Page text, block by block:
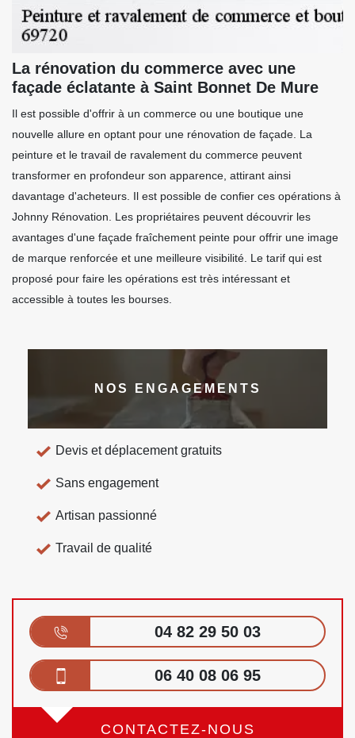
La rénovation du commerce avec une
façade éclatante à Saint Bonnet De Mure
Il est possible d'offrir à un commerce ou une boutique une
nouvelle allure en optant pour une rénovation de façade. La
peinture et le travail de ravalement du commerce peuvent
transformer en profondeur son apparence, attirant ainsi
davantage d'acheteurs. Il est possible de confier ces opérations à
Johnny Rénovation. Les propriétaires peuvent découvrir les
avantages d'une façade fraîchement peinte pour offrir une image
de marque renforcée et une meilleure visibilité. Le tarif qui est
proposé pour faire les opérations est très intéressant et
accessible à toutes les bourses.
NOS ENGAGEMENTS
Devis et déplacement gratuits
Sans engagement
Artisan passionné
Travail de qualité
04 82 29 50 03
06 40 08 06 95
CONTACTEZ-NOUS